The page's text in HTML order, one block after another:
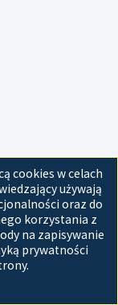
cookies w celach
używają
oraz do
korzystania z
na zapisywanie
prywatności